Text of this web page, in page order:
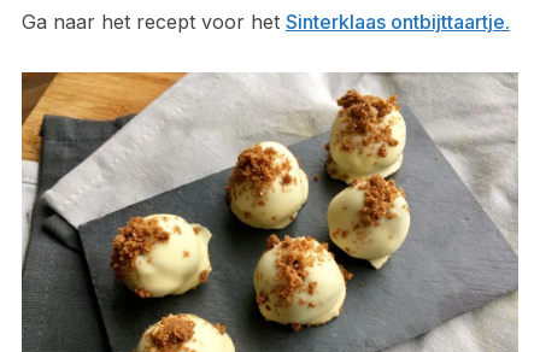
Ga naar het recept voor het Sinterklaas ontbijttaartje.